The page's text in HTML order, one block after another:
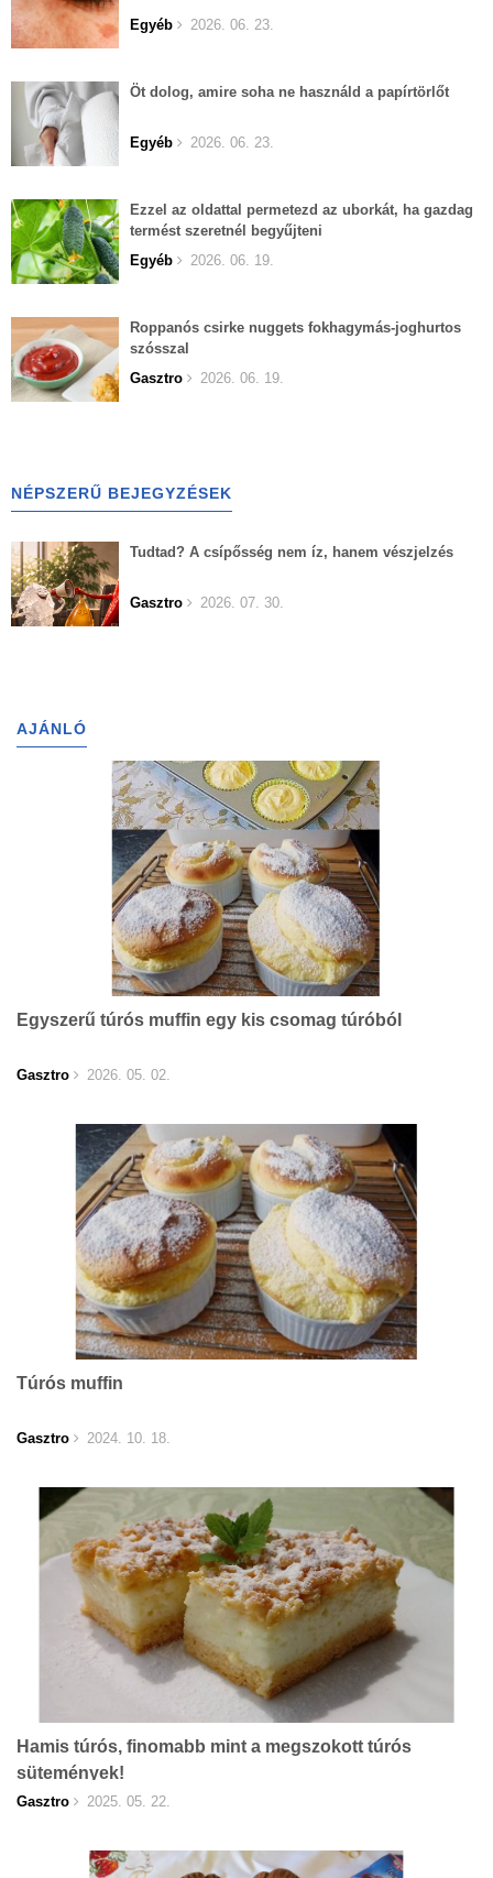
Egyéb 2026. 06. 23.
Öt dolog, amire soha ne használd a papírtörlőt
Egyéb 2026. 06. 23.
Ezzel az oldattal permetezd az uborkát, ha gazdag
termést szeretnél begyűjteni
Egyéb
2026. 06. 19.
Roppanós csirke nuggets fokhagymás-joghurtos
szósszal
Gasztro
2026. 06. 19.
NÉPSZERŰ BEJEGYZÉSEK
Tudtad? A csípősség nem íz, hanem vészjelzés
Gasztro 2026. 07. 30.
AJÁNLÓ
Egyszerű túrós muffin egy kis csomag túróból
Gasztro 2026. 05. 02.
Túrós muffin
Gasztro 2024. 10. 18.
Hamis túrós, finomabb mint a megszokott túrós
sütemények!
Gasztro 2025. 05. 22.